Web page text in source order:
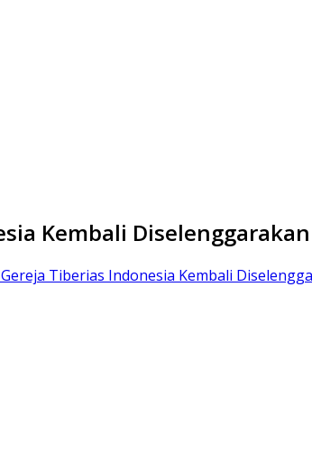
Kembali Diselenggarakan
Tiberias Indonesia Kembali